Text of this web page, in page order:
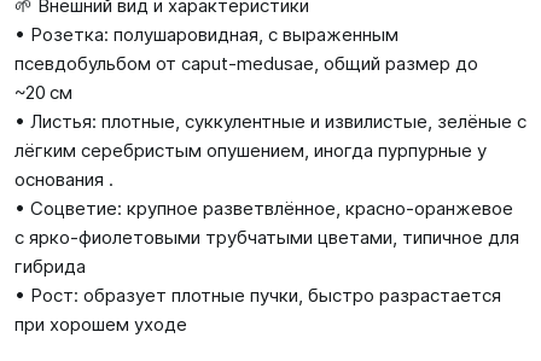
🌱 Внешний вид и характеристики
• Розетка: полушаровидная, с выраженным
псевдобульбом от caput‑medusae, общий размер до
~20 см
• Листья: плотные, суккулентные и извилистые, зелёные с
лёгким серебристым опушением, иногда пурпурные у
основания .
• Соцветие: крупное разветвлённое, красно‑оранжевое
с ярко‑фиолетовыми трубчатыми цветами, типичное для
гибрида
• Рост: образует плотные пучки, быстро разрастается
при хорошем уходе